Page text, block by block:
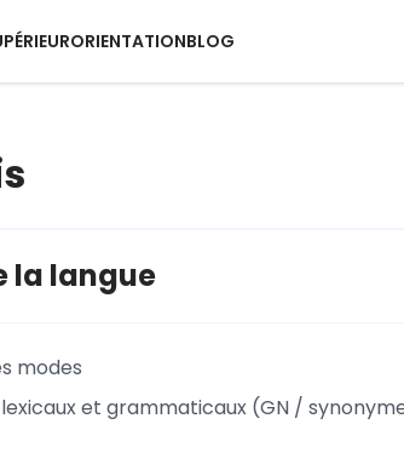
ORIENTATIONBLOG
la langue
modes
et grammaticaux (GN /